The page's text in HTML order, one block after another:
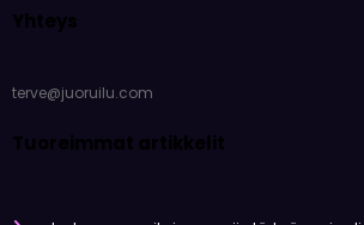
Tuoreimmat artikkelit